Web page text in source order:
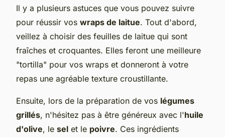
Il y a plusieurs astuces que vous pouvez suivre
pour réussir vos wraps de laitue. Tout d'abord,
veillez à choisir des feuilles de laitue qui sont
fraîches et croquantes. Elles feront une meilleure
"tortilla" pour vos wraps et donneront à votre
repas une agréable texture croustillante.
Ensuite, lors de la préparation de vos légumes
grillés, n'hésitez pas à être généreux avec l'huile
d'olive, le sel et le poivre. Ces ingrédients